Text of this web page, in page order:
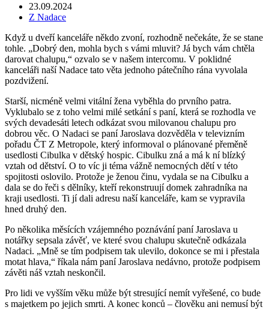
23.09.2024
Z Nadace
Když u dveří kanceláře někdo zvoní, rozhodně nečekáte, že se stane
tohle. „Dobrý den, mohla bych s vámi mluvit? Já bych vám chtěla
darovat chalupu,“ ozvalo se v našem intercomu. V poklidné
kanceláři naší Nadace tato věta jednoho pátečního rána vyvolala
pozdvižení.
Starší, nicméně velmi vitální žena vyběhla do prvního patra.
Vyklubalo se z toho velmi milé setkání s paní, která se rozhodla ve
svých devadesáti letech odkázat svou milovanou chalupu pro
dobrou věc. O Nadaci se paní Jaroslava dozvěděla v televizním
pořadu ČT Z Metropole, který informoval o plánované přeměně
usedlosti Cibulka v dětský hospic. Cibulku zná a má k ní blízký
vztah od dětství. O to víc ji téma vážně nemocných dětí v této
spojitosti oslovilo. Protože je ženou činu, vydala se na Cibulku a
dala se do řeči s dělníky, kteří rekonstruují domek zahradníka na
kraji usedlosti. Ti jí dali adresu naší kanceláře, kam se vypravila
hned druhý den.
Po několika měsících vzájemného poznávání paní Jaroslava u
notářky sepsala závěť, ve které svou chalupu skutečně odkázala
Nadaci. „Mně se tím podpisem tak ulevilo, dokonce se mi i přestala
motat hlava,“ říkala nám paní Jaroslava nedávno, protože podpisem
závěti náš vztah neskončil.
Pro lidi ve vyšším věku může být stresující nemít vyřešené, co bude
s majetkem po jejich smrti. A konec konců – člověku ani nemusí být